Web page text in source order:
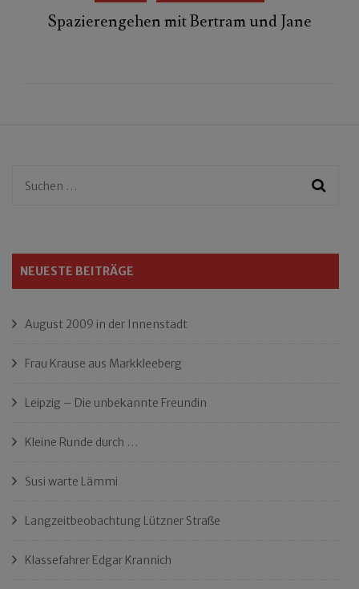
Spazierengehen mit Bertram und Jane
Suchen
NEUESTE BEITRÄGE
August 2009 in der Innenstadt
Frau Krause aus Markkleeberg
Leipzig – Die unbekannte Freundin
Kleine Runde durch …
Susi warte Lämmi
Langzeitbeobachtung Lützner Straße
Klassefahrer Edgar Krannich